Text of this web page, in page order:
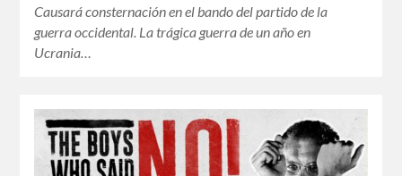
Causará consternación en el bando del partido de la
guerra occidental. La trágica guerra de un año en
Ucrania…